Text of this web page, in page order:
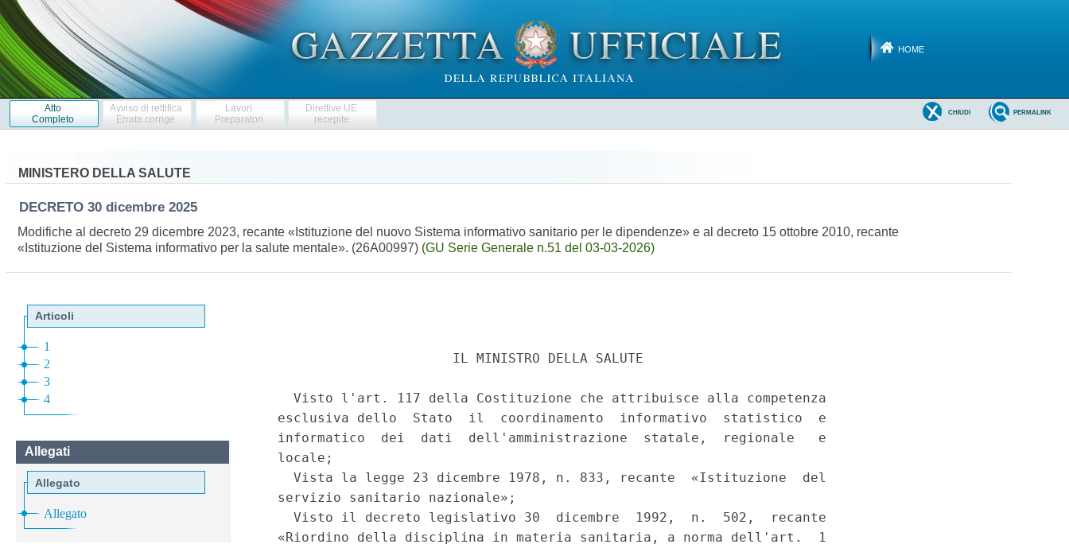
HOME
Atto
Completo
Avviso di rettifica
Errata corrige
Lavori
Preparatori
Direttive UE
recepite
PERMALINK
CHIUDI
MINISTERO DELLA SALUTE
DECRETO 30 dicembre 2025
Modifiche al decreto 29 dicembre 2023, recante «Istituzione del nuovo Sistema informativo sanitario per le dipendenze» e al decreto 15 ottobre 2010, recante
«Istituzione del Sistema informativo per la salute mentale». (26A00997) (GU Serie Generale n.51 del 03-03-2026)